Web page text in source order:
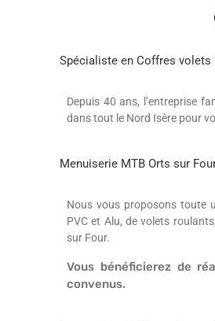
Spécialiste en Coffres volets
Depuis 40 ans, l’entreprise
dans tout le Nord Isère pour
Menuiserie MTB Orts sur
Nous vous proposons toute
PVC et Alu, de volets
sur Four.
Vous bénéficierez de
convenus.